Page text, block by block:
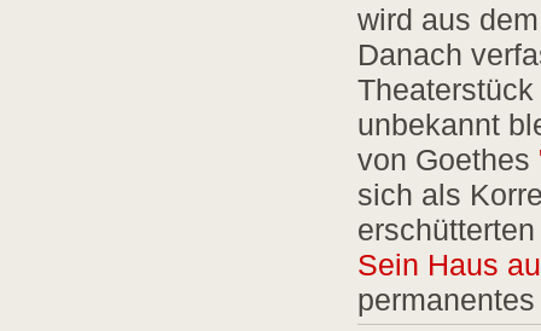
wird aus
Danach
unbekannt
von Goethes
sich als
Sein Haus